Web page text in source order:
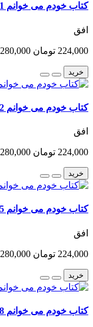
کتاب خودم می خوانم 21 : پروانه
افق
224,000 تومان 280,000 تومان
خرید
کتاب خودم می خوانم 22 : گاو
افق
224,000 تومان 280,000 تومان
خرید
کتاب خودم می خوانم 25 : قوری
افق
224,000 تومان 280,000 تومان
خرید
کتاب خودم می خوانم 8 : تاب